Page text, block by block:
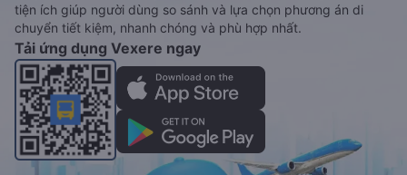
tiện ích giúp người dùng so sánh và lựa chọn phương án di
chuyển tiết kiệm, nhanh chóng và phù hợp nhất.
Tải ứng dụng Vexere ngay